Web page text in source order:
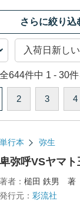
全644件中 1 - 30
2 3 4
単行本 弥生
卑弥呼VSヤマト
著者： 槌田 鉄男 著
発行元： 彩流社